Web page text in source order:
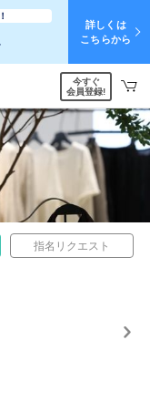
詳しくは
こちらから
今すぐ
会員登録!
指名リクエスト